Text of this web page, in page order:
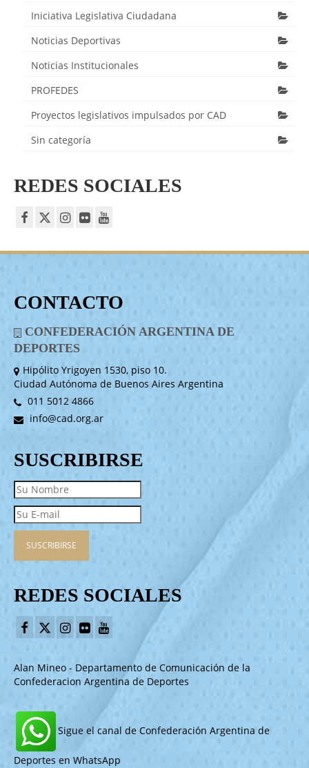
Iniciativa Legislativa Ciudadana
Noticias Deportivas
Noticias Institucionales
PROFEDES
Proyectos legislativos impulsados por CAD
Sin categoría
REDES SOCIALES
CONTACTO
CONFEDERACIÓN ARGENTINA DE
DEPORTES
Hipólito Yrigoyen 1530, piso 10.
Ciudad Autónoma de Buenos Aires Argentina
011 5012 4866
info@cad.org.ar
SUSCRIBIRSE
REDES SOCIALES
Alan Mineo - Departamento de Comunicación de la
Confederacion Argentina de Deportes
Sigue el canal de Confederación Argentina de
Deportes en WhatsApp